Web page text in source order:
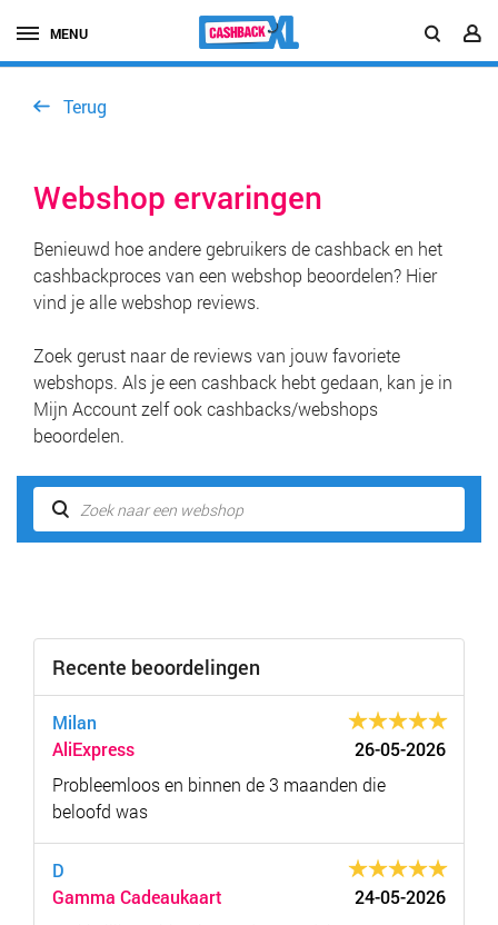
MENU
Terug
Webshop ervaringen
Benieuwd hoe andere gebruikers de cashback en het
cashbackproces van een webshop beoordelen? Hier
vind je alle webshop reviews.
Zoek gerust naar de reviews van jouw favoriete
webshops. Als je een cashback hebt gedaan, kan je in
Mijn Account zelf ook cashbacks/webshops
beoordelen.
Recente beoordelingen
Milan
AliExpress
26-05-2026
Probleemloos en binnen de 3 maanden die
beloofd was
D
Gamma Cadeaukaart
24-05-2026